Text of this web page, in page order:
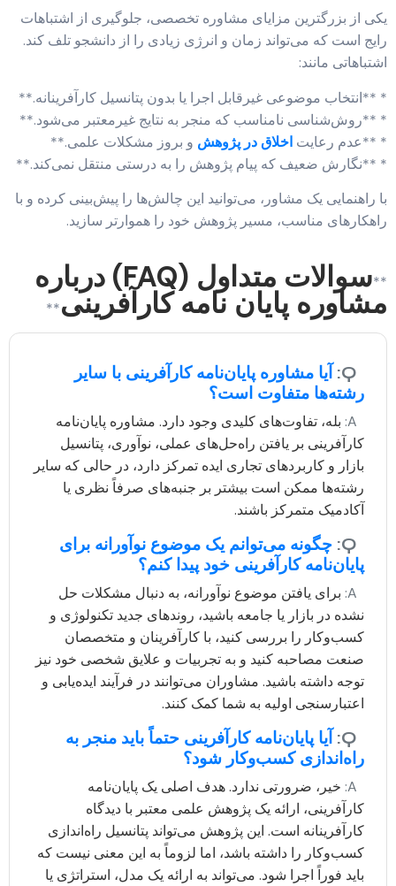
یکی از بزرگترین مزایای مشاوره تخصصی، جلوگیری از اشتباهات
رایج است که می‌تواند زمان و انرژی زیادی را از دانشجو تلف کند.
اشتباهاتی مانند:
* **انتخاب موضوعی غیرقابل اجرا یا بدون پتانسیل کارآفرینانه.**
* **روش‌شناسی نامناسب که منجر به نتایج غیرمعتبر می‌شود.**
* **عدم رعایت اخلاق در پژوهش و بروز مشکلات علمی.**
* **نگارش ضعیف که پیام پژوهش را به درستی منتقل نمی‌کند.**
با راهنمایی یک مشاور، می‌توانید این چالش‌ها را پیش‌بینی کرده و با
راهکارهای مناسب، مسیر پژوهش خود را هموارتر سازید.
** سوالات متداول (FAQ) درباره
مشاوره پایان نامه کارآفرینی**
Q:
آیا مشاوره پایان‌نامه کارآفرینی با سایر
رشته‌ها متفاوت است؟
A: بله، تفاوت‌های کلیدی وجود دارد. مشاوره پایان‌نامه
کارآفرینی بر یافتن راه‌حل‌های عملی، نوآوری، پتانسیل
بازار و کاربردهای تجاری ایده تمرکز دارد، در حالی که سایر
رشته‌ها ممکن است بیشتر بر جنبه‌های صرفاً نظری یا
آکادمیک متمرکز باشند.
Q: چگونه می‌توانم یک موضوع نوآورانه برای
پایان‌نامه کارآفرینی خود پیدا کنم؟
A: برای یافتن موضوع نوآورانه، به دنبال مشکلات حل
نشده در بازار یا جامعه باشید، روندهای جدید تکنولوژی و
کسب‌وکار را بررسی کنید، با کارآفرینان و متخصصان
صنعت مصاحبه کنید و به تجربیات و علایق شخصی خود نیز
توجه داشته باشید. مشاوران می‌توانند در فرآیند ایده‌یابی و
اعتبارسنجی اولیه به شما کمک کنند.
Q:
آیا پایان‌نامه کارآفرینی حتماً باید منجر به
راه‌اندازی کسب‌وکار شود؟
A: خیر، ضرورتی ندارد. هدف اصلی یک پایان‌نامه
کارآفرینی، ارائه یک پژوهش علمی معتبر با دیدگاه
کارآفرینانه است. این پژوهش می‌تواند پتانسیل راه‌اندازی
کسب‌وکار را داشته باشد، اما لزوماً به این معنی نیست که
باید فوراً اجرا شود. می‌تواند به ارائه یک مدل، استراتژی یا